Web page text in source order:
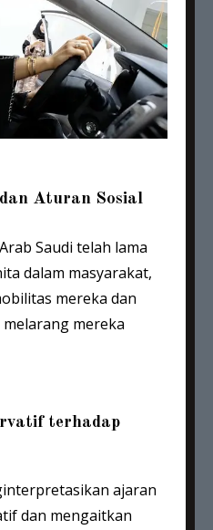
Aturan Sosial
Saudi telah lama
dalam masyarakat,
mereka dan
mereka
terhadap
ajaran
dan mengaitkan